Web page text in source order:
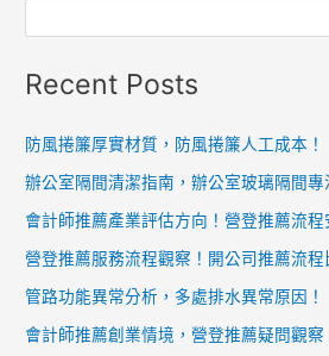
Recent Posts
防風捲簾厚實材質，防風捲簾人工成本！
辦公室隔間清潔指南，辦公室玻璃隔間專
會計師推薦產業評估方向！營登推薦流程
營登推薦服務流程觀察！開公司推薦流程
管路功能異常分析，多處排水異常原因！
會計師推薦創業情境，營登推薦疑問觀察